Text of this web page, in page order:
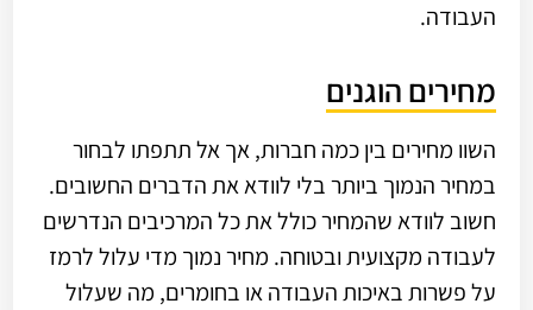
העבודה.
מחירים הוגנים
השוו מחירים בין כמה חברות, אך אל תתפתו לבחור
במחיר הנמוך ביותר בלי לוודא את הדברים החשובים.
חשוב לוודא שהמחיר כולל את כל המרכיבים הנדרשים
לעבודה מקצועית ובטוחה. מחיר נמוך מדי עלול לרמז
על פשרות באיכות העבודה או בחומרים, מה שעלול